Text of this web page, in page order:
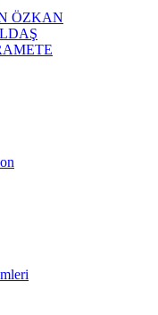
ÖZKAN